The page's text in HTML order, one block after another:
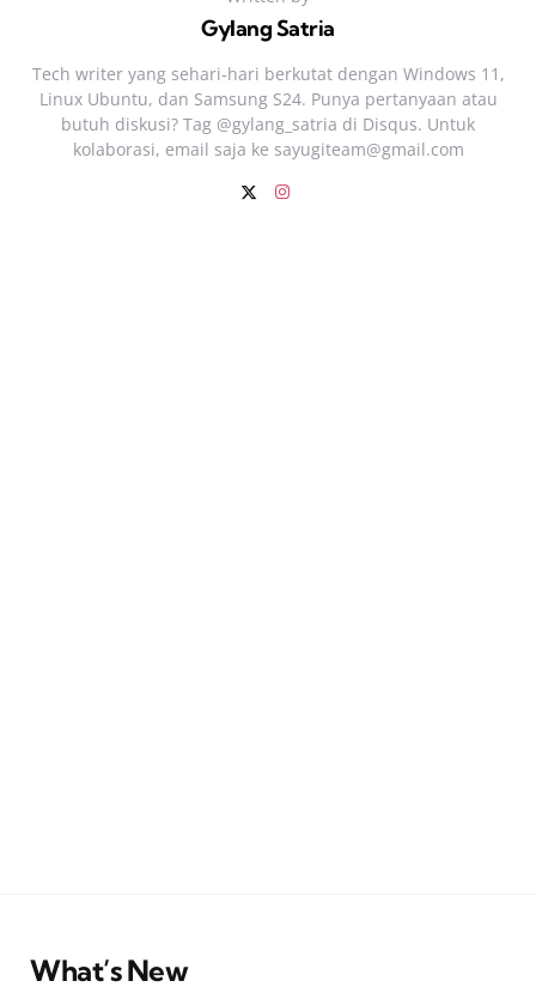
Gylang Satria
Tech writer yang sehari‑hari berkutat dengan Windows 11,
Linux Ubuntu, dan Samsung S24. Punya pertanyaan atau
butuh diskusi? Tag @gylang_satria di Disqus. Untuk
kolaborasi, email saja ke sayugiteam@gmail.com
What’s New